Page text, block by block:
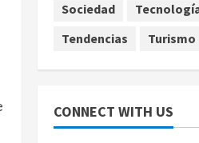
Sociedad
Tendencias
Turismo
CONNECT WITH US